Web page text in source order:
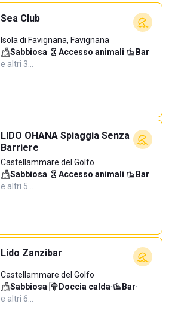
Sea Club
Isola di Favignana, Favignana
Sabbiosa· Accesso animali· Bar·
e altri 3…
LIDO OHANA Spiaggia Senza
Barriere
Castellammare del Golfo
Sabbiosa· Accesso animali· Bar·
e altri 5…
Lido Zanzibar
Castellammare del Golfo
Sabbiosa· Doccia calda· Bar·
e altri 6…